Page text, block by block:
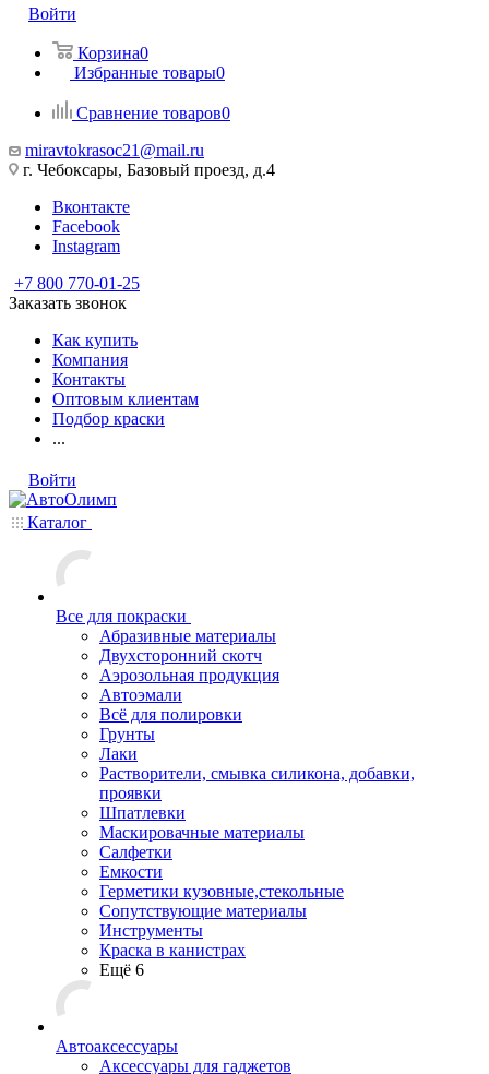
Войти
Корзина0
Избранные товары0
Сравнение товаров0
miravtokrasoc21@mail.ru
г. Чебоксары, Базовый проезд, д.4
Вконтакте
Facebook
Instagram
+7 800 770-01-25
Заказать звонок
Как купить
Компания
Контакты
Оптовым клиентам
Подбор краски
...
Войти
Каталог
Все для покраски
Абразивные материалы
Двухсторонний скотч
Аэрозольная продукция
Автоэмали
Всё для полировки
Грунты
Лаки
Растворители, смывка силикона, добавки,
проявки
Шпатлевки
Маскировачные материалы
Салфетки
Емкости
Герметики кузовные,стекольные
Сопутствующие материалы
Инструменты
Краска в канистрах
Ещё 6
Автоаксессуары
Аксессуары для гаджетов